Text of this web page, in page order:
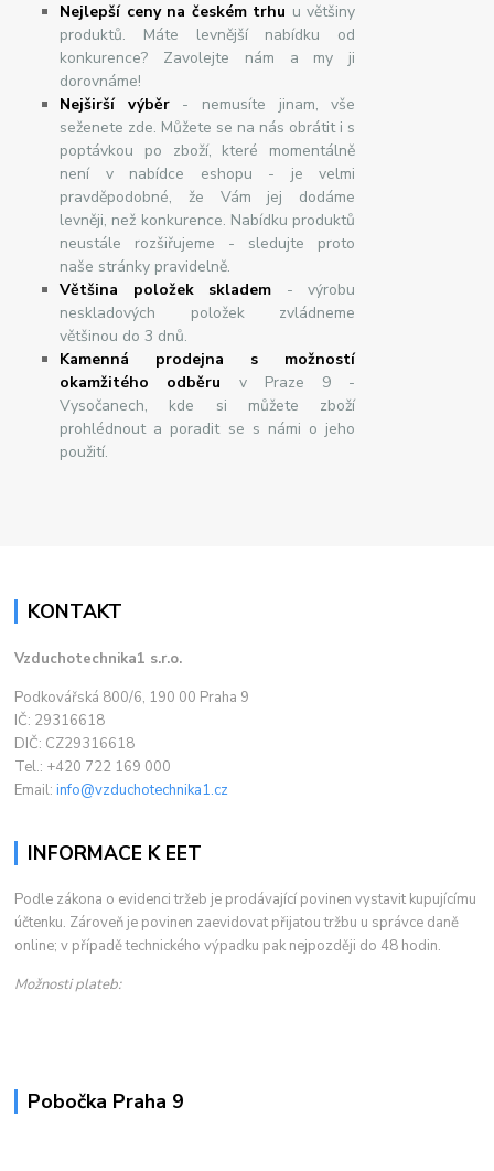
Nejlepší ceny na českém trhu u většiny
produktů. Máte levnější nabídku od
konkurence? Zavolejte nám a my ji
dorovnáme!
Nejširšívýběr- nemusíte jinam, vše
seženete zde. Můžete se na nás obrátit i s
poptávkou po zboží, které momentálně
není v nabídce eshopu - je velmi
pravděpodobné, že Vám jej dodáme
levněji, než konkurence. Nabídku produktů
neustále rozšiřujeme - sledujte proto
naše stránky pravidelně.
Většina položek skladem - výrobu
neskladových položek zvládneme
většinou do 3 dnů.
Kamenná prodejna s možností
okamžitého odběru v Praze 9 -
Vysočanech, kde si můžete zboží
prohlédnout a poradit se s námi o jeho
použití.
KONTAKT
Vzduchotechnika1 s.r.o.
Podkovářská 800/6, 190 00 Praha 9
IČ: 29316618
DIČ: CZ29316618
Tel.: +420 722 169 000
Email:info@vzduchotechnika1.cz
INFORMACE K EET
Podle zákona o evidenci tržeb je prodávající povinen vystavit kupujícímu
účtenku. Zároveň je povinen zaevidovat přijatou tržbu u správce daně
online; v případě technického výpadku pak nejpozději do 48 hodin.
Možnosti plateb:
Pobočka Praha 9